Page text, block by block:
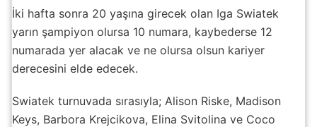
İki hafta sonra 20 yaşına girecek olan Iga Swiatek
yarın şampiyon olursa 10 numara, kaybederse 12
numarada yer alacak ve ne olursa olsun kariyer
derecesini elde edecek.
Swiatek turnuvada sırasıyla; Alison Riske, Madison
Keys, Barbora Krejcikova, Elina Svitolina ve Coco